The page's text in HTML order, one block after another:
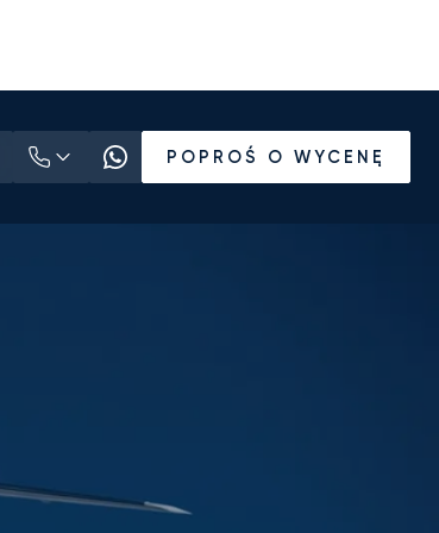
POPROŚ O WYCENĘ